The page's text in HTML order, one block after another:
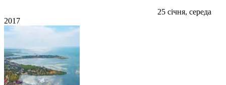
25 січня, середа
2017